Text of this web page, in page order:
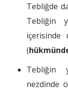
Tebliğde
Tebliğin
içerisinde
(
Tebliğin
nezdinde